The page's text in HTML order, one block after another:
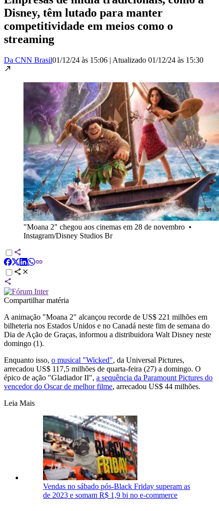
Disney, têm lutado para manter
competitividade em meios como o
streaming
Da CNN Brasil01/12/24 às 15:06 | Atualizado 01/12/24 às 15:30
"Moana 2" chegou aos cinemas em 28 de novembro •
Instagram/Disney Studios Br
Compartilhar matéria
A animação "Moana 2" alcançou recorde de US$ 221 milhões em
bilheteria nos Estados Unidos e no Canadá neste fim de semana do
Dia de Ação de Graças, informou a distribuidora Walt Disney neste
domingo (1).
Enquanto isso, o musical "Wicked", da Universal Pictures,
arrecadou US$ 117,5 milhões de quarta-feira (27) a domingo. O
épico de ação "Gladiador II", a sequência da Paramount Pictures do
vencedor do Oscar de melhor filme, arrecadou US$ 44 milhões.
Leia Mais
Vendas no sábado pós-Black Friday superam as
de 2023 e somam R$ 1,9 bi no e-commerce